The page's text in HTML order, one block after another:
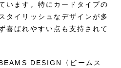
います。特にカードタイプの
タイリッシュなデザインが多
喜ばれやすい点も支持されて
DESIGN〈ビームス